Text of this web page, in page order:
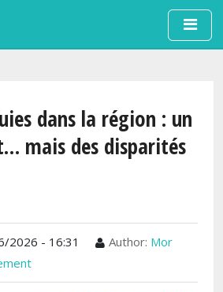
Aller au contenu principal
dans la région : un
mais des disparités
2026 - 16:31 Author: Mor